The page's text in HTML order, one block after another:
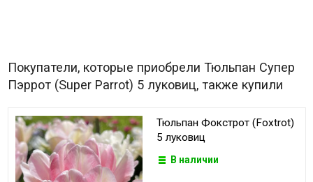
Покупатели, которые приобрели Тюльпан Супер
Пэррот (Super Parrot) 5 луковиц, также купили
Тюльпан Фокстрот (Foxtrot)
5 луковиц
В наличии